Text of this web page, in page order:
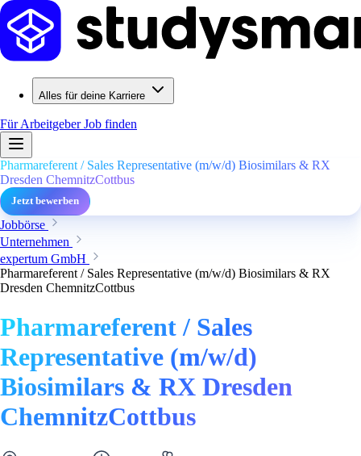
Alles für deine Karriere
Für ArbeitgeberJob finden
Pharmareferent / Sales Representative (m/w/d) Biosimilars & RX
Dresden ChemnitzCottbus
Jetzt bewerben
Jobbörse
Unternehmen
expertum GmbH
Pharmareferent / Sales Representative (m/w/d) Biosimilars & RX
Dresden ChemnitzCottbus
Pharmareferent / Sales
Representative (m/w/d)
Biosimilars & RX Dresden
ChemnitzCottbus